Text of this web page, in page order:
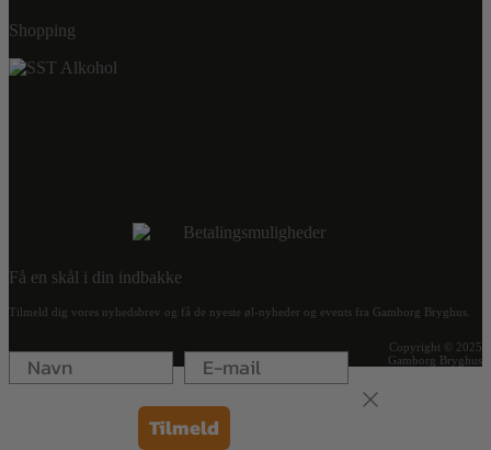
Shopping
Få en skål i din indbakke
Tilmeld dig vores nyhedsbrev og få de nyeste øl-nyheder og events fra Gamborg Bryghus.
Tilmeld
Copyright © 2025
Gamborg Bryghus